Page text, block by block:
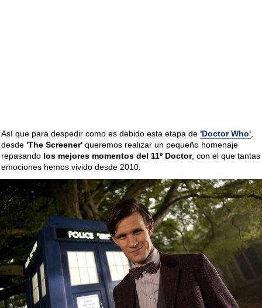
Así que para despedir como es debido esta etapa de 'Doctor Who',
desde 'The Screener' queremos realizar un pequeño homenaje
repasando los mejores momentos del 11º Doctor, con el que tantas
emociones hemos vivido desde 2010.